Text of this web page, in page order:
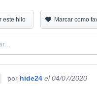
este hilo Marcar como
por hide24 el 04/07/2020